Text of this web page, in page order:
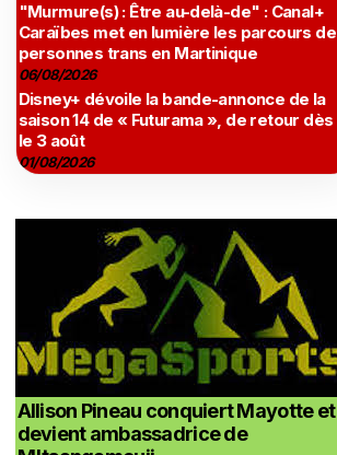
"Murmure(s) : Être au-delà-de" : Canal+
Caraïbes met en lumière les parcours de
personnes trans en Martinique
06/08/2026
Disney+ dévoile la bande-annonce de la
saison 14 de « Futurama », de retour dès
le 3 août
01/08/2026
Allison Pineau conquiert Mayotte et
devient ambassadrice de